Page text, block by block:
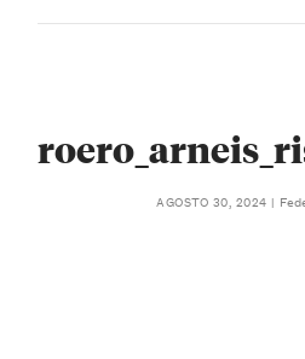
AGOSTO 30, 2024